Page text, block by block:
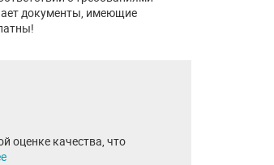
документы, имеющие
оценке качества, что